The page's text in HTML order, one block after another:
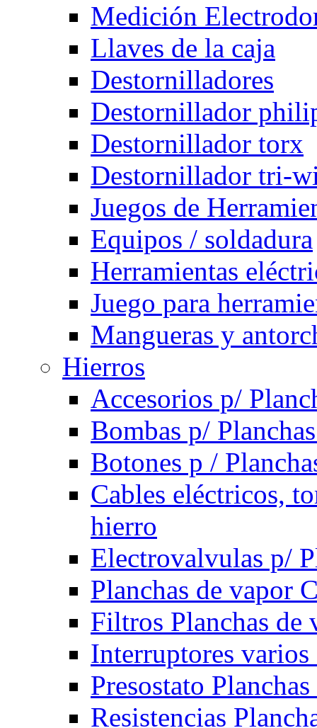
Medición
Llaves de la caja
Destornilladores
Destornillador
Destornillador torx
Destornillador tri-
Juegos de
Equipos / soldadura
Herramientas
Juego para
Mangueras y
Hierros
Accesorios p/
Bombas p/
Botones p /
Cables eléctricos,
hierro
Electrovalvulas p/
Planchas de vapor
Filtros Planchas de
Interruptores varios
Presostato
Resistencias